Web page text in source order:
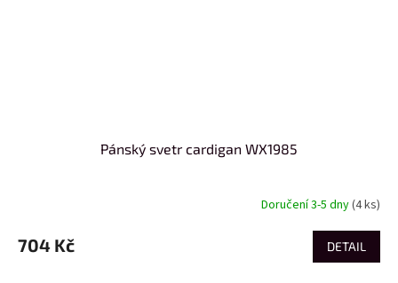
Pánský svetr cardigan WX1985
Doručení 3-5 dny(4 ks)
704 Kč DETAIL